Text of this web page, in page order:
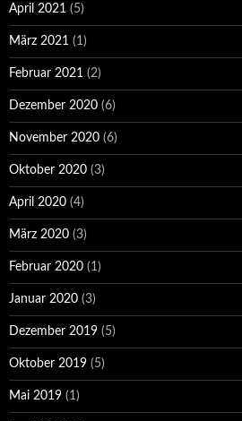
April 2021 (5)
März 2021 (1)
Februar 2021 (2)
Dezember 2020 (6)
November 2020 (6)
Oktober 2020 (3)
April 2020 (4)
März 2020 (3)
Februar 2020 (1)
Januar 2020 (3)
Dezember 2019 (5)
Oktober 2019 (5)
Mai 2019 (1)